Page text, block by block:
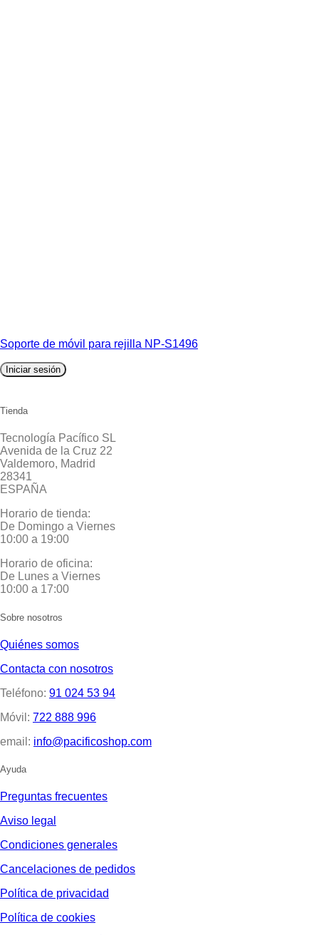
Soporte de móvil para rejilla NP-S1496
Iniciar sesión
Tienda
Tecnología Pacífico SL
Avenida de la Cruz 22
Valdemoro, Madrid
28341
ESPAÑA
Horario de tienda:
De Domingo a Viernes
10:00 a 19:00
Horario de oficina:
De Lunes a Viernes
10:00 a 17:00
Sobre nosotros
Quiénes somos
Contacta con nosotros
Teléfono: 91 024 53 94
Móvil: 722 888 996
email: info@pacificoshop.com
Ayuda
Preguntas frecuentes
Aviso legal
Condiciones generales
Cancelaciones de pedidos
Política de privacidad
Política de cookies